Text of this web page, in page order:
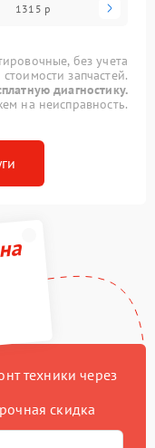
1315 р
без учета
стоимости запчастей.
диагностику.
на неисправность.
техники через
скидка